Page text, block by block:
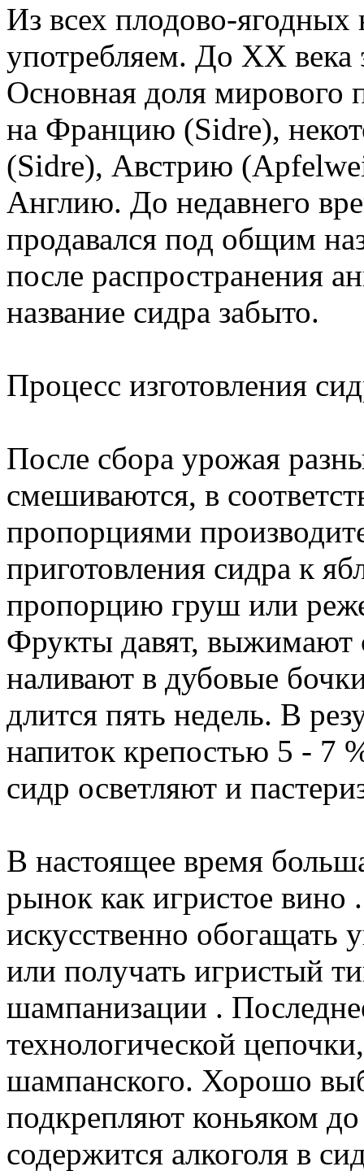
Из всех плодово-ягодных
употребляем. До XX века
Основная доля мирового
на Францию (Sidre),
(Sidre), Австрию
Англию. До недавнего
продавался под общим
после распространения
название сидра забыто.
Процесс изготовления
После сбора урожая
смешиваются, в
пропорциями
приготовления сидра к
пропорцию груш или
Фрукты давят, выжимают
наливают в дубовые
длится пять недель. В
напиток крепостью 5 - 7
сидр осветляют и
В настоящее время
рынок как игристое вино
искусственно обогащать
или получать игристый
шампанизации .
технологической
шампанского. Хорошо
подкрепляют коньяком
содержится алкоголя в